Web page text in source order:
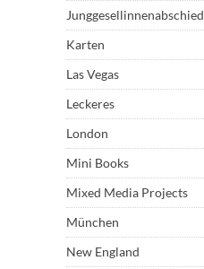
Junggesellinnenabschied
Karten
Las Vegas
Leckeres
London
Mini Books
Mixed Media Projects
München
New England